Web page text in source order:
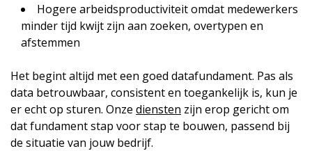
Hogere arbeidsproductiviteit omdat medewerkers
minder tijd kwijt zijn aan zoeken, overtypen en
afstemmen
Het begint altijd met een goed datafundament. Pas als
data betrouwbaar, consistent en toegankelijk is, kun je
er echt op sturen. Onze diensten zijn erop gericht om
dat fundament stap voor stap te bouwen, passend bij
de situatie van jouw bedrijf.